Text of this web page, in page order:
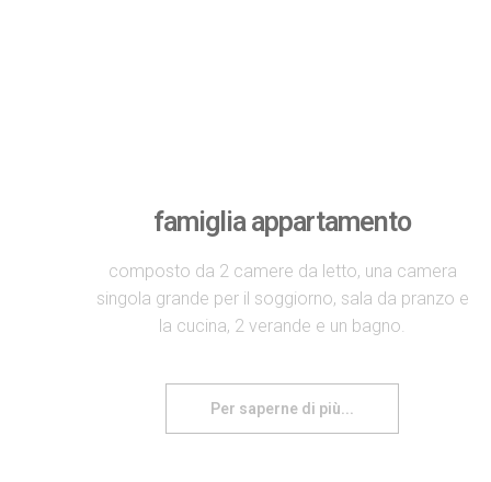
famiglia appartamento
composto da 2 camere da letto, una camera
singola grande per il soggiorno, sala da pranzo e
la cucina, 2 verande e un bagno.
Per saperne di più...